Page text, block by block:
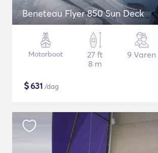
Beneteau Flyer 850 Sun Deck
Motorboot
27 ft
8 m
9 Varen
$631 /dag